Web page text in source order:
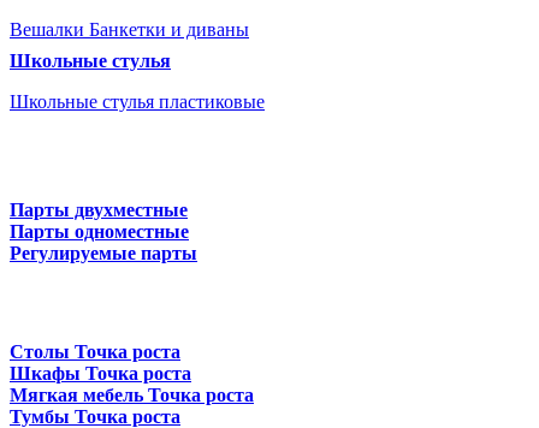
Вешалки Банкетки и диваны
Школьные стулья
Школьные стулья пластиковые
Парты двухместные
Парты одноместные
Регулируемые парты
Столы Точка роста
Шкафы Точка роста
Мягкая мебель Точка роста
Тумбы Точка роста